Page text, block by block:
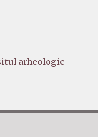
arheologic